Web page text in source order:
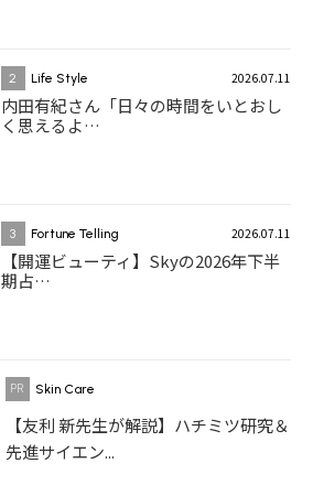
2 Life Style 2026.07.11
内田有紀さん「日々の時間をいとおし
く思えるよ…
3 Fortune Telling 2026.07.11
【開運ビューティ】Skyの2026年下半
期占…
Skin Care
【友利 新先生が解説】ハチミツ研究＆
先進サイエン...